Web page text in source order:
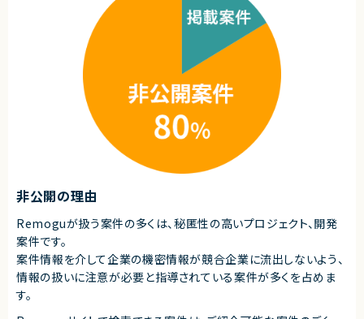
・Ruby on Rails／Laravel／Next.jsでの開発のご経験のある方
・システムの立ち上げやリプレイスに携わったご経験のある方
・リモート環境化下で働いたご経験のある方
【こんな方をお待ちしています！】
・裁量権を持って0→1や1→10の開発をしたい方。
・新しい技術も積極的に取り入れるマインドを持っている方。
・少数規模のチームでリーダーシップを持って、開発をしたい方。
業務委託(準委任契約)
株式会社LASSIC
エージェントから
★フルリモート＆フレックスで働きさすさばっちり！
★業界シェアNo.1！大手HDのグループ会社の安定感がありながら、自社ベ
ンチャーのように事業成長を間近に感じれる環境です。
★少数精鋭のため、裁量が大きく自分の考えがプロダクトに反映されやすい
のも魅力です。
★正社員としてのキャリア転換も積極的にされている企業様です。
非公開の理由
Remoguが扱う案件の多くは、秘匿性の高いプロジェクト、開発
案件です。
案件情報を介して企業の機密情報が競合企業に流出しないよう、
情報の扱いに注意が必要と指導されている案件が多くを占めま
す。